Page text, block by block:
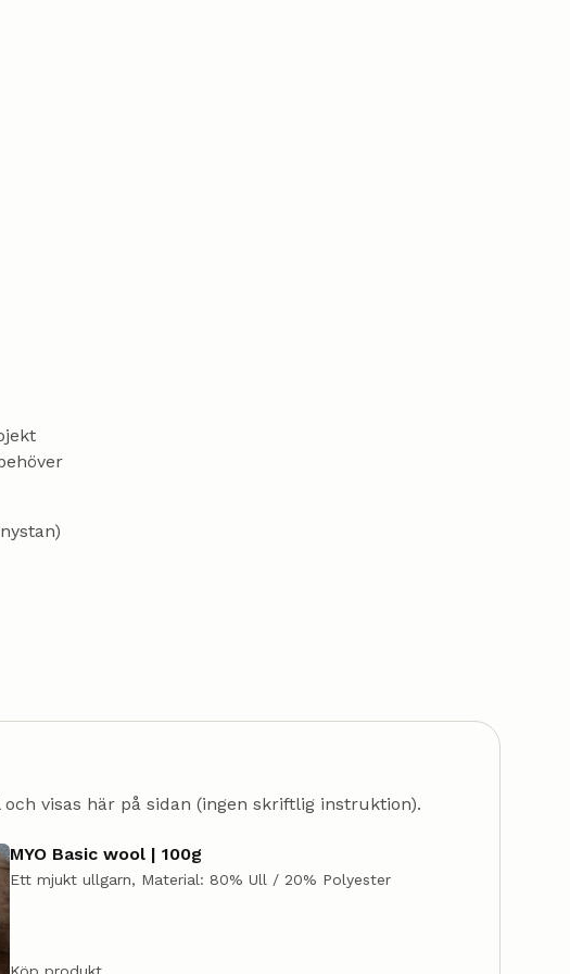
visas här på sidan (ingen skriftlig instruktion).
MYO Basic wool | 100g
Ett mjukt ullgarn, Material: 80% Ull / 20% Polyester